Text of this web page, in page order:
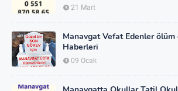
21 Mart
Manavgat Vefat Edenler
Haberleri
09 Ocak